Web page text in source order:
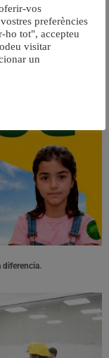
diferencia.
vos
preferències
ho tot", accepteu
visitar
un